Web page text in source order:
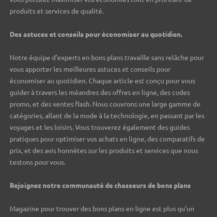
produits et services de qualité.
Des astuces et conseils pour économiser au quotidien.
Notre équipe d’experts en bons plans travaille sans relâche pour
vous apporter les meilleures astuces et conseils pour
économiser au quotidien. Chaque article est conçu pour vous
guider à travers les méandres des offres en ligne, des codes
promo, et des ventes flash. Nous couvrons une large gamme de
catégories, allant de la mode à la technologie, en passant par les
voyages et les loisirs. Vous trouverez également des guides
pratiques pour optimiser vos achats en ligne, des comparatifs de
prix, et des avis honnêtes sur les produits et services que nous
testons pour vous.
Rejoignez notre communauté de chasseurs de bons plans ️
Magazine pour trouver des bons plans en ligne est plus qu’un